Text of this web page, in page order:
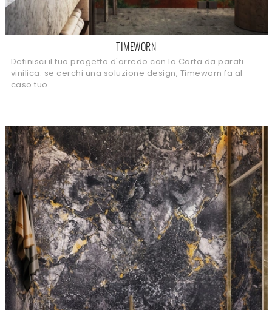
TIMEWORN
Definisci il tuo progetto d'arredo con la Carta da parati
vinilica: se cerchi una soluzione design, Timeworn fa al
caso tuo.